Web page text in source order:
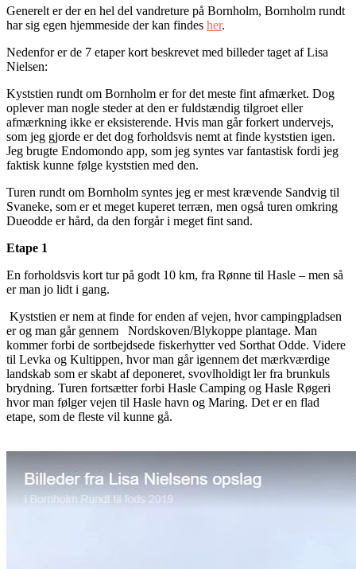
Generelt er der en hel del vandreture på Bornholm, Bornholm rundt
har sig egen hjemmeside der kan findes her.
Nedenfor er de 7 etaper kort beskrevet med billeder taget af Lisa
Nielsen:
Kyststien rundt om Bornholm er for det meste fint afmærket. Dog
oplever man nogle steder at den er fuldstændig tilgroet eller
afmærkning ikke er eksisterende. Hvis man går forkert undervejs,
som jeg gjorde er det dog forholdsvis nemt at finde kyststien igen.
Jeg brugte Endomondo app, som jeg syntes var fantastisk fordi jeg
faktisk kunne følge kyststien med den.
Turen rundt om Bornholm syntes jeg er mest krævende Sandvig til
Svaneke, som er et meget kuperet terræn, men også turen omkring
Dueodde er hård, da den forgår i meget fint sand.
Etape 1
En forholdsvis kort tur på godt 10 km, fra Rønne til Hasle – men så
er man jo lidt i gang.
Kyststien er nem at finde for enden af vejen, hvor campingpladsen
er og man går gennem Nordskoven/Blykoppe plantage. Man
kommer forbi de sortbejdsede fiskerhytter ved Sorthat Odde. Videre
til Levka og Kultippen, hvor man går igennem det mærkværdige
landskab som er skabt af deponeret, svovlholdigt ler fra brunkuls
brydning. Turen fortsætter forbi Hasle Camping og Hasle Røgeri
hvor man følger vejen til Hasle havn og Maring. Det er en flad
etape, som de fleste vil kunne gå.